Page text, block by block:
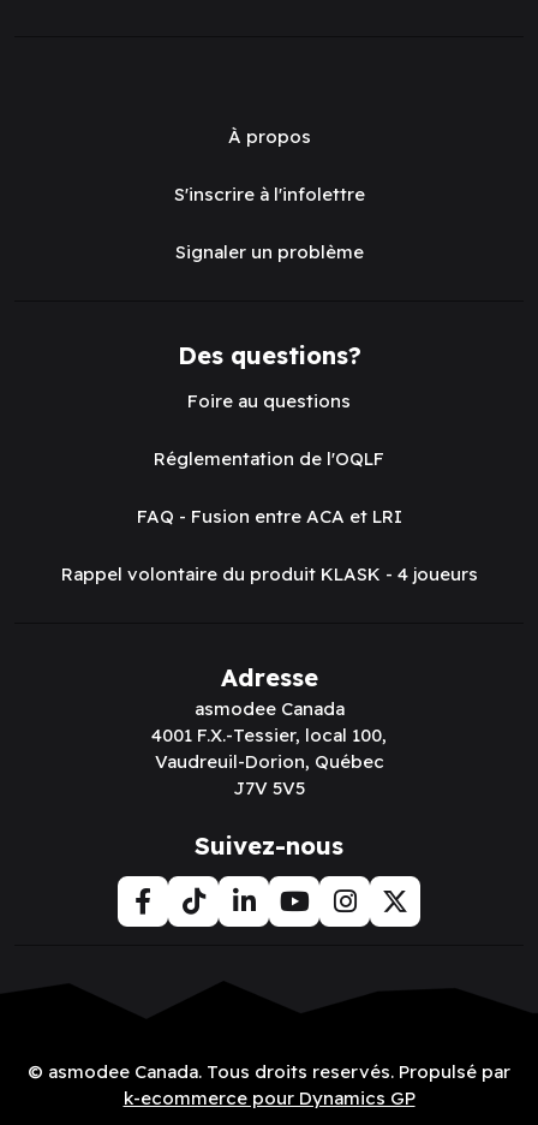
À propos
S'inscrire à l'infolettre
Signaler un problème
Des questions?
Foire au questions
Réglementation de l'OQLF
FAQ - Fusion entre ACA et LRI
Rappel volontaire du produit KLASK - 4 joueurs
Adresse
asmodee Canada
4001 F.X.-Tessier, local 100,
Vaudreuil-Dorion, Québec
J7V 5V5
Suivez-nous
© asmodee Canada. Tous droits reservés. Propulsé par
k-ecommerce pour Dynamics GP